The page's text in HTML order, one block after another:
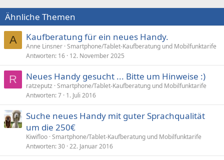
Ähnliche Themen
A Kaufberatung für ein neues Handy.
Anne Linsner Smartphone/Tablet-Kaufberatung und Mobilfunktarife
Antworten 16 12. November 2025
R Neues Handy gesucht ... Bitte um Hinweise :)
ratzeputz Smartphone/Tablet-Kaufberatung und Mobilfunktarife
Antworten 7 1. Juli 2016
Suche neues Handy mit guter Sprachqualität
um die 250€
Kiwifloo Smartphone/Tablet-Kaufberatung und Mobilfunktarife
Antworten 30 22. Januar 2016